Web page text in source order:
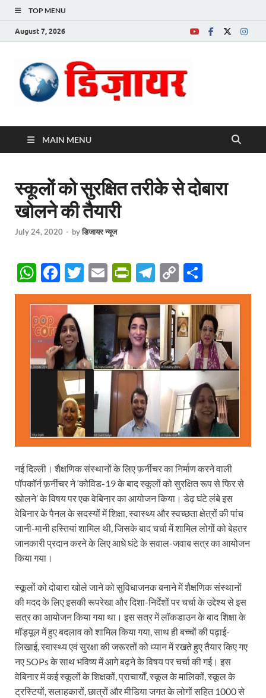
TOP MENU
August 7, 2026
MAIN MENU
स्कूलों को सुरक्षित तरीके से दोबारा
खोलने की तैयारी
July 24, 2020 - byडिजायर न्यूज
W
h
at
s
A
p
F
ac
e
b
o
o
k
T
w
itt
er
E
m
ail
P
ri
nt
Fr
ie
n
dl
y
T
el
e
gr
a
m
C
o
p
y
Li
n
k
h
ar
e
नई दिल्ली। शैक्षणिक संस्थानों के लिए फ़र्नीचर का निर्माण करने वाली
पॉपकॉर्न फ़र्नीचर ने ‘कोविड-19 के बाद स्कूलों को सुरक्षित रूप से फिर से
खोलने’ के विषय पर एक वेबिनार का आयोजन किया। डेढ़ घंटे लंबे इस
वेबिनार के पैनल के सदस्यों में शिक्षा, स्वास्थ्य और स्वच्छता क्षेत्रों की पांच
जानी-मानी हस्तियां शामिल थी, जिसके बाद चर्चा में शामिल लोगों को बेहतर
जानकारी प्रदान करने के लिए आधे घंटे के सवाल-जवाब सत्र का आयोजन
किया गया।
स्कूलों को दोबारा खोले जाने को सुविधाजनक बनाने में शैक्षणिक संस्थानों
की मदद के लिए इसकी रूपरेखा और दिशा-निर्देशों पर चर्चा के उद्देश्य से इस
सत्र का आयोजन किया गया था। इस सत्र में लॉकडाउन के बाद शिक्षा के
मॉड्यूल में हुए बदलाव को शामिल किया गया, साथ ही बच्चों की पढ़ाई-
लिखाई, स्वास्थ्य एवं सुरक्षा की जरूरतों को ध्यान में रखते हुए तैयार किए गए
नए SOPs के साथ भविष्य में आगे बढ़ने के विषय पर चर्चा की गई। इस
वेबिनार में कई स्कूलों के शिक्षकों, प्राचार्यों, स्कूल के मालिकों, स्कूल के
ट्रस्टियों, सलाहकारों, छात्रों और मीडिया जगत के लोगों सहित 1000 से